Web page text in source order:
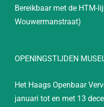
Bereikbaar met de HTM-
Wouwermanstraat)
OPENINGSTIJDEN
Het Haags Openbaar
januari tot en met 13